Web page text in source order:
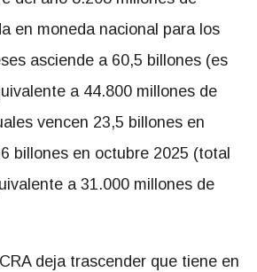
en moneda nacional para los
asciende a 60,5 billones (es
a 44.800 millones de
vencen 23,5 billones en
billones en octubre 2025 (total
a 31.000 millones de
deja trascender que tiene en